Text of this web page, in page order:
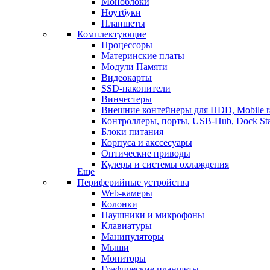
Ноутбуки
Планшеты
Комплектующие
Процессоры
Материнские платы
Модули Памяти
Видеокарты
SSD-накопители
Винчестеры
Внешние контейнеры для HDD, Mobile
Контроллеры, порты, USB-Hub, Dock
Блоки питания
Корпуса и акссесуары
Оптические приводы
Кулеры и системы охлаждения
Еще
Периферийные устройства
Web-камеры
Колонки
Наушники и микрофоны
Клавиатуры
Манипуляторы
Мыши
Мониторы